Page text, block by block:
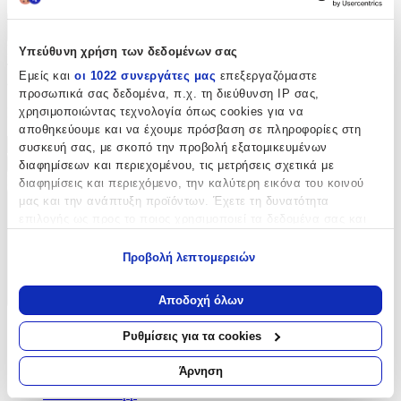
Υπεύθυνη χρήση των δεδομένων σας
Εμείς και οι 1022 συνεργάτες μας επεξεργαζόμαστε
προσωπικά σας δεδομένα, π.χ. τη διεύθυνση IP σας,
χρησιμοποιώντας τεχνολογία όπως cookies για να
αποθηκεύουμε και να έχουμε πρόσβαση σε πληροφορίες στη
συσκευή σας, με σκοπό την προβολή εξατομικευμένων
διαφημίσεων και περιεχομένου, τις μετρήσεις σχετικά με
διαφημίσεις και περιεχόμενο, την καλύτερη εικόνα του κοινού
μας και την ανάπτυξη προϊόντων. Έχετε τη δυνατότητα
Να συλλέξουμε πληροφορίες σχετικά με τη γεωγραφική
σας τοποθεσία, οι οποίες μπορεί να είναι ακριβείς σε
απόσταση μερικών μέτρων
Να αναγνωρίσουμε τη συσκευή σας σαρώνοντας ενεργά
για συγκεκριμένα χαρακτηριστικά (δακτυλικό αποτύπωμα)
Μάθετε περισσότερα σχετικά με τον τρόπο επεξεργασίας των
Προβολή λεπτομερειών
Αποδοχή όλων
Ρυθμίσεις για τα cookies
Άρνηση
Η τελική βαθμολογία βασίζεται αποκλειστικά σε κριτικές χρηστών
επιβεβαιώσει την αγορά τους.
Γράψου στο Νewsletter μας για νέα & προσφορές!
Εγγραφή
Πατώντας «Εγγραφή» αποδέχεσαι τουςόρους χρήσης
ΕΤΑΙΡΕΙΑ
Σχετικά με εμάς
Ευκαιρίες καριέρας
Συνεργαζόμενα καταστήματα